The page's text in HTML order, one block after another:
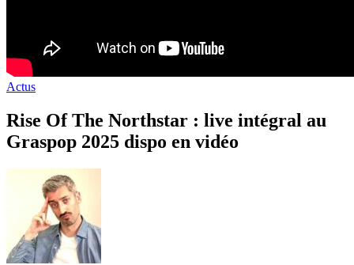
Actus
Rise Of The Northstar : live intégral au
Graspop 2025 dispo en vidéo